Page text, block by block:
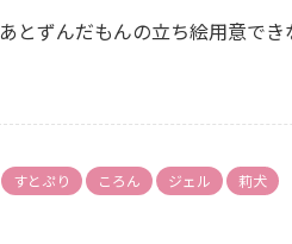
あとずんだもんの立ち絵用意で
すとぷり ころん ジェル 莉犬